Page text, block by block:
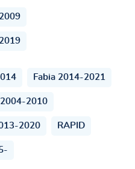
Fabia 2014-2021
2010
2020 RAPID